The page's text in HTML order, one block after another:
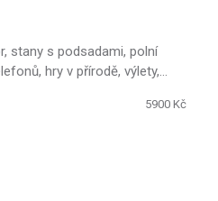
stany s podsadami, polní
hry v přírodě, výlety,
5900 Kč